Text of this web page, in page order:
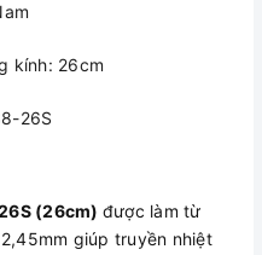
kính: 26cm
26S
(26cm) được làm từ
giúp truyền nhiệt